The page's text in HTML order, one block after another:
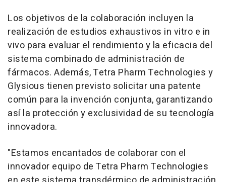
Los objetivos de la colaboración incluyen la
realización de estudios exhaustivos in vitro e in
vivo para evaluar el rendimiento y la eficacia del
sistema combinado de administración de
fármacos. Además, Tetra Pharm Technologies y
Glysious tienen previsto solicitar una patente
común para la invención conjunta, garantizando
así la protección y exclusividad de su tecnología
innovadora.
"Estamos encantados de colaborar con el
innovador equipo de Tetra Pharm Technologies